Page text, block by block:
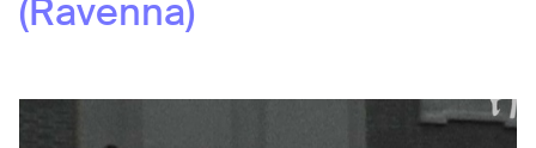
(Ravenna)